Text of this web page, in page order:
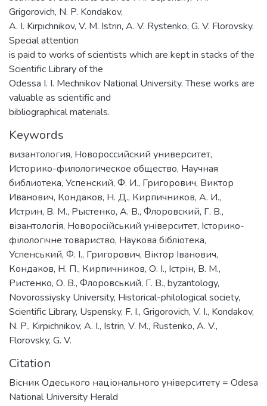
Grigorovich, N. P. Kondakov,
A. I. Kirpichnikov, V. M. Istrin, A. V. Rystenko, G. V. Florovsky.
Special attention
is paid to works of scientists which are kept in stacks of the
Scientific Library of the
Odessa I. I. Mechnikov National University. These works are
valuable as scientific and
bibliographical materials.
Keywords
византология, Новороссийский университет,
Историко-филологическое общество, Научная
библиотека, Успенский, Ф. И., Григорович, Виктор
Иванович, Кондаков, Н. Д., Кирпичников, А. И.,
Истрин, В. М., Рыстенко, А. В., Флоровский, Г. В.,
візантологія, Новоросійський університет, Історико-
філологічне товариство, Наукова бібліотека,
Успенський, Ф. І., Григорович, Віктор Іванович,
Кондаков, Н. П., Кирпичников, О. І., Істрін, В. М.,
Ристенко, О. В., Флоровський, Г. В., byzantology,
Novorossiysky University, Historical-philological society,
Scientific Library, Uspensky, F. I., Grigorovich, V. I., Kondakov,
N. P., Kirpichnikov, A. I., Istrin, V. M., Rustenko, A. V.,
Florovsky, G. V.
Citation
Вісник Одеського національного університету = Odesa
National University Herald